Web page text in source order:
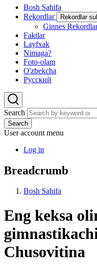
Bosh Sahifa
Rekordlar
Rekordlar
Ginnes
Faktlar
Layfxak
Nimaga?
Foto-olam
O'zbekcha
Русский
Search
Search
User account menu
Log in
Breadcrumb
Bosh Sahifa
Eng keksa
Chusovitina